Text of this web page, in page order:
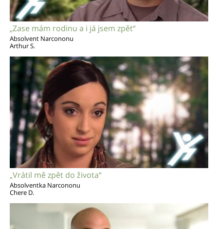
„Zase mám rodinu a i já jsem zpět“
Absolvent Narcononu
Arthur S.
„Vrátil mě zpět do života“
Absolventka Narcononu
Chere D.